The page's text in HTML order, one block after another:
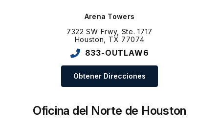
Arena Towers
7322 SW Frwy, Ste. 1717
Houston, TX 77074
833-OUTLAW6
Obtener Direcciones
Oficina del Norte de Houston